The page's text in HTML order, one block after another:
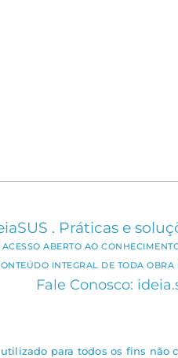
. Práticas e
ABERTO AO
INTEGRAL DE TODA
Fale Conosco:
para todos os fins não